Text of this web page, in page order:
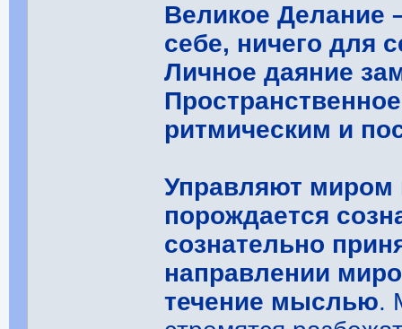
Великое Делание
себе, ничего для
Личное даяние
ритмическим и
Управляют
порождается
сознательно
направлении
течение мыслью.